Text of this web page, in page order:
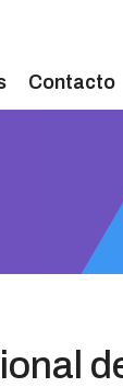
Contacto